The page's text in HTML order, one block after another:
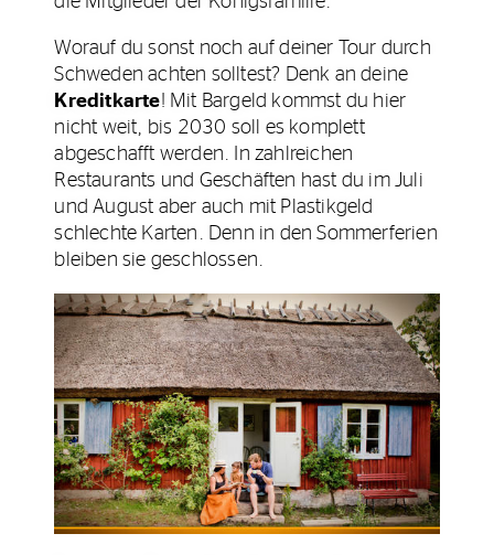
Worauf du sonst noch auf deiner Tour durch
Schweden achten solltest? Denk an deine
Kreditkarte! Mit Bargeld kommst du hier
nicht weit, bis 2030 soll es komplett
abgeschafft werden. In zahlreichen
Restaurants und Geschäften hast du im Juli
und August aber auch mit Plastikgeld
schlechte Karten. Denn in den Sommerferien
bleiben sie geschlossen.